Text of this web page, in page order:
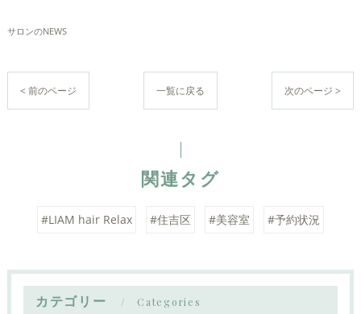
サロンのNEWS
< 前のページ 一覧に戻る 次のページ >
関連タグ
#LIAM hair Relax #住吉区 #美容室 #予約状況
カテゴリー Categories